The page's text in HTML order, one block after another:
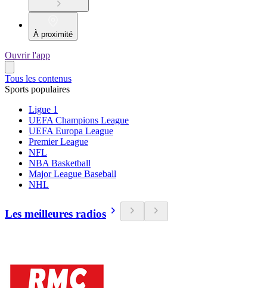
À proximité
Ouvrir l'app
Tous les contenus
Sports populaires
Ligue 1
UEFA Champions League
UEFA Europa League
Premier League
NFL
NBA Basketball
Major League Baseball
NHL
Les meilleures radios